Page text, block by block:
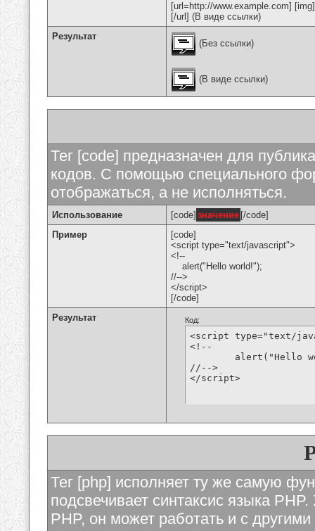
[url=http://www.example.com]
[/url] (В виде ссылки)
Результат
(Без ссылки)
(В виде ссылки)
Тег [code] предназначен для
кодов. С помощью специального
отображаться, а не исполняться.
Использование [code] значение [/code]
Пример
[code]
<script type="text/javascript">
<!--
alert("Hello world!");
//-->
</script>
[/code]
Результат
Код:
<script type="text/
<!--
//-->
</script>
Тег [php] исполняет ту же самую
подсвечивает синтаксис языка
PHP, он может работать и с